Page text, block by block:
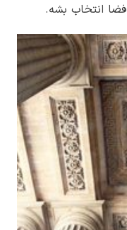
انتخاب بشه.